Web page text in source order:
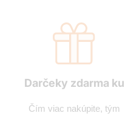
Darčeky zdarma ku
Čím viac nakúpite, tým